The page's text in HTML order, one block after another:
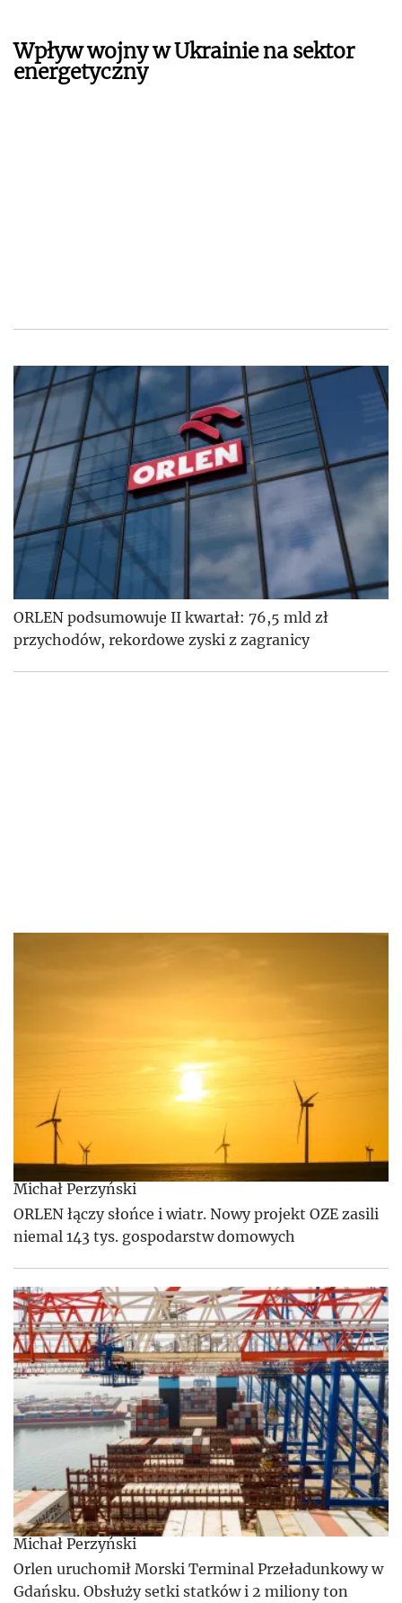
Wpływ wojny w Ukrainie na sektor
energetyczny
ORLEN podsumowuje II kwartał: 76,5 mld zł
przychodów, rekordowe zyski z zagranicy
Michał Perzyński
ORLEN łączy słońce i wiatr. Nowy projekt OZE zasili
niemal 143 tys. gospodarstw domowych
Michał Perzyński
Orlen uruchomił Morski Terminal Przeładunkowy w
Gdańsku. Obsłuży setki statków i 2 miliony ton